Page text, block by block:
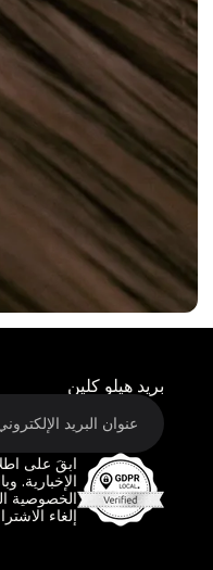
بريد هيلو كلين
ابقَ على
الإخبارية.
الخصوصية
إلغاء